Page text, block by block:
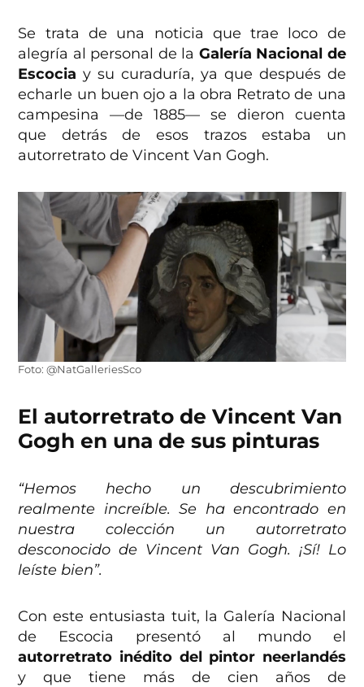
Se trata de una noticia que trae loco de
alegría al personal de la Galería Nacional de
Escocia y su curaduría, ya que después de
echarle un buen ojo a la obra Retrato de una
campesina —de 1885— se dieron cuenta
que detrás de esos trazos estaba un
autorretrato de Vincent Van Gogh.
Foto: @NatGalleriesSco
El autorretrato de Vincent Van
Gogh en una de sus pinturas
“Hemos hecho un descubrimiento
realmente increíble. Se ha encontrado en
nuestra colección un autorretrato
desconocido de Vincent Van Gogh. ¡Sí! Lo
leíste bien”.
Con este entusiasta tuit, la Galería Nacional
de Escocia presentó al mundo el
autorretrato inédito del pintor neerlandés
y que tiene más de cien años de